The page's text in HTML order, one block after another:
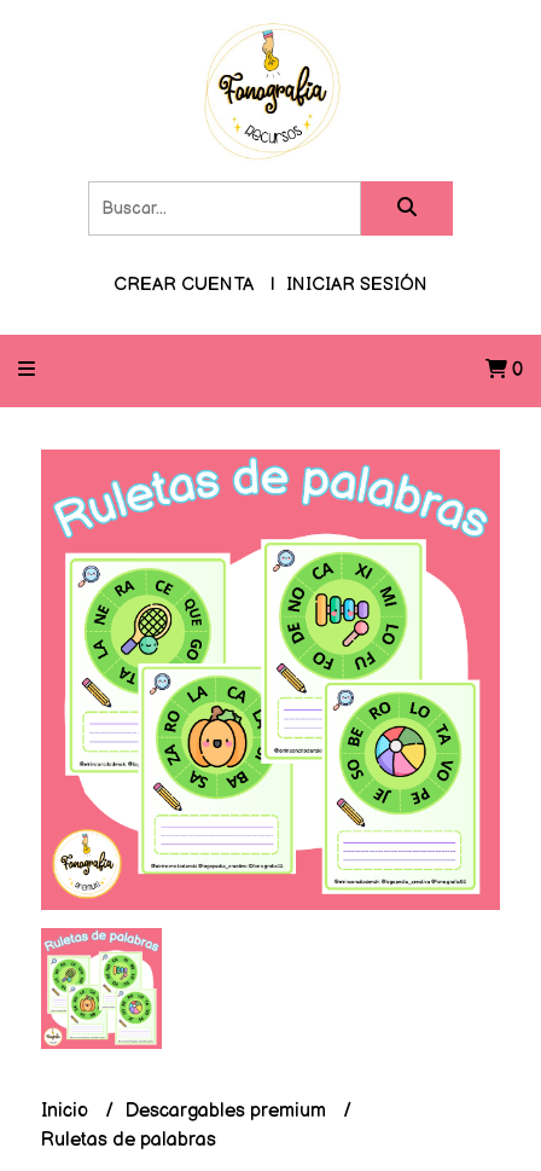
CREAR CUENTA INICIAR SESIÓN
0
Inicio
Descargables premium
Ruletas de palabras